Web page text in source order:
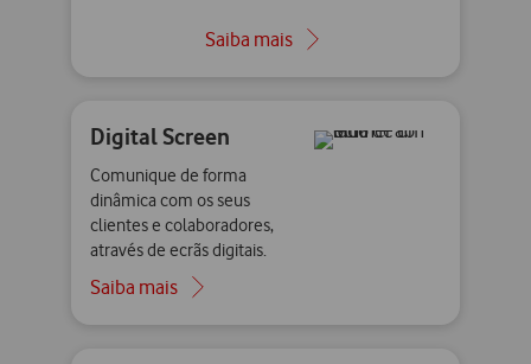
Saiba mais
Digital Screen
Comunique de forma
dinâmica com os seus
clientes e colaboradores,
através de ecrãs digitais.
Saiba mais